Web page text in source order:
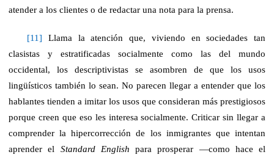
atender a los clientes o de redactar una nota para la prensa.
[11] Llama la atención que, viviendo en sociedades tan
clasistas y estratificadas socialmente como las del mundo
occidental, los descriptivistas se asombren de que los usos
lingüísticos también lo sean. No parecen llegar a entender que los
hablantes tienden a imitar los usos que consideran más prestigiosos
porque creen que eso les interesa socialmente. Criticar sin llegar a
comprender la hipercorrección de los inmigrantes que intentan
aprender el Standard English para prosperar —como hace el